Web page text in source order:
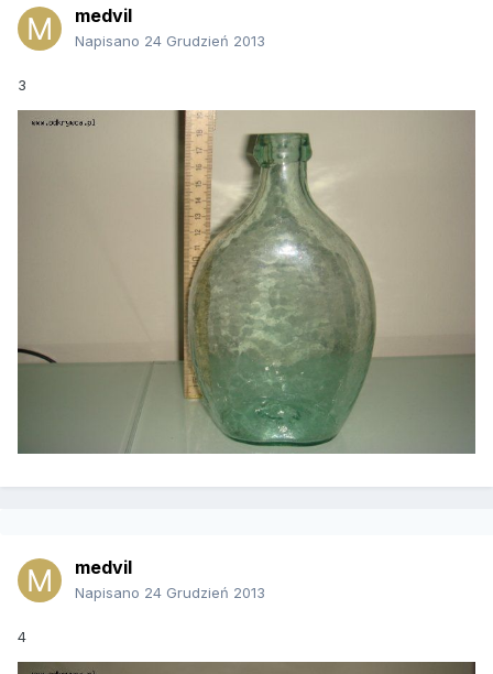
medvil
Napisano 24 Grudzień 2013
3
medvil
Napisano 24 Grudzień 2013
4